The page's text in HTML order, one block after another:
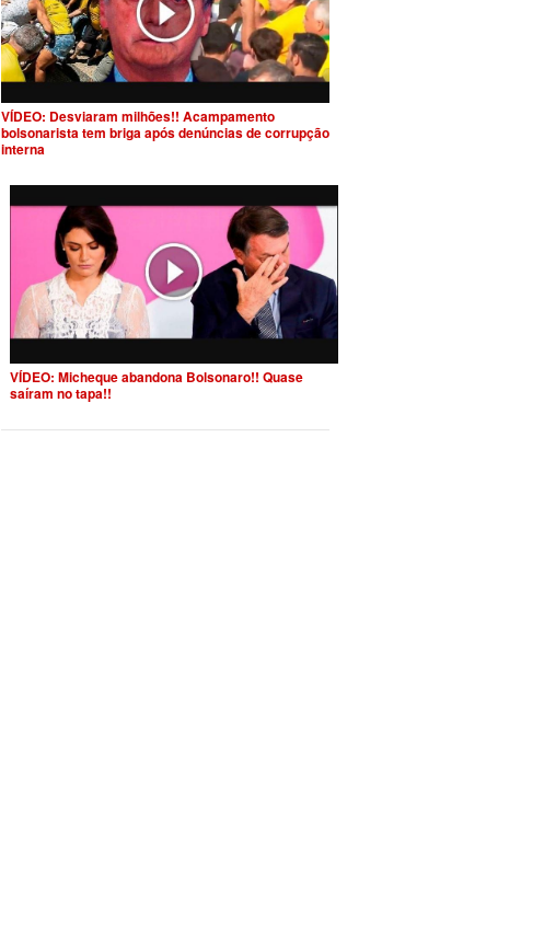
VÍDEO: Desviaram milhões!! Acampamento
bolsonarista tem briga após denúncias de corrupção
interna
VÍDEO: Micheque abandona Bolsonaro!! Quase
saíram no tapa!!